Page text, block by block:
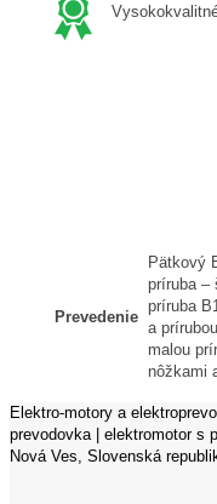
Prevedenie
Pätkový
príruba –
príruba
a
malou
nôžkami
Elektro-motory a
prevodovka | elektromotor s
Nová Ves, Slovenská